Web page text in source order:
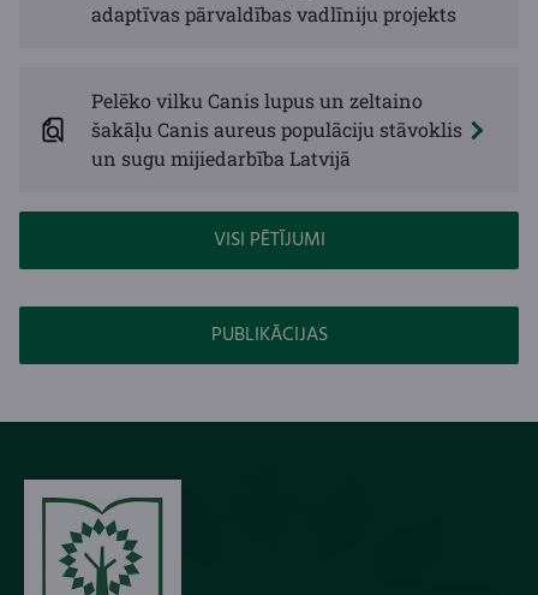
adaptīvas pārvaldības vadlīniju projekts
Pelēko vilku Canis lupus un zeltaino
šakāļu Canis aureus populāciju stāvoklis
un sugu mijiedarbība Latvijā
VISI PĒTĪJUMI
PUBLIKĀCIJAS